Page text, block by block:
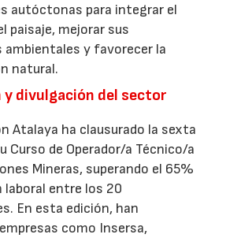
autóctonas para integrar el
paisaje, mejorar sus
ambientales y favorecer la
natural.
y divulgación del sector
Atalaya ha clausurado la sexta
Curso de Operador/a Técnico/a
Mineras, superando el 65%
laboral entre los 20
En esta edición, han
como Insersa,